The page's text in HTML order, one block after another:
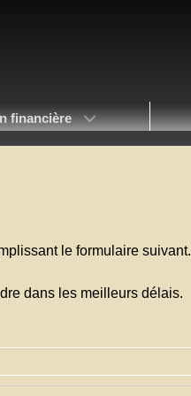
financière
le formulaire suivant.
dans les meilleurs délais.